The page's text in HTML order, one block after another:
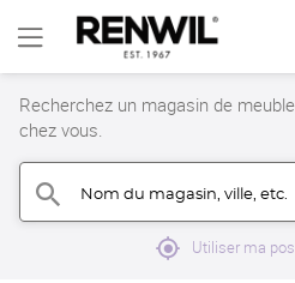
Recherchez un magasin de
chez vous.
search Nom du magasin, ville,
mylocation Utiliser ma